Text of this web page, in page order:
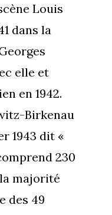
Louis
dans la
elle et
en 1942.
Birkenau
1943 dit «
230
majorité
des 49